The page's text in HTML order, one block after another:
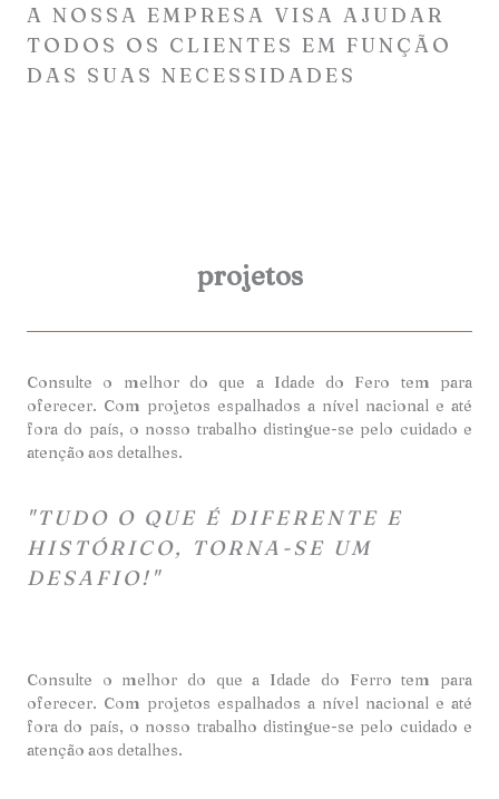
A NOSSA EMPRESA VISA AJUDAR
TODOS OS CLIENTES EM FUNÇÃO
DAS SUAS NECESSIDADES
Consulte o melhor do que a Idade do Ferro tem para
oferecer. Com projetos espalhados a nível nacional e até
fora do país, o nosso trabalho distingue-se pelo cuidado e
atenção aos detalhes.
projetos
Consulte o melhor do que a Idade do Fero tem para
oferecer. Com projetos espalhados a nível nacional e até
fora do país, o nosso trabalho distingue-se pelo cuidado e
atenção aos detalhes.
"TUDO O QUE É DIFERENTE E
HISTÓRICO, TORNA-SE UM
DESAFIO!"